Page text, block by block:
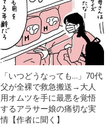
「いつどうなっても…」70代
父が全裸で救急搬送→大人
用オムツを手に最悪を覚悟
するアラサー娘の痛切な実
情【作者に聞く】